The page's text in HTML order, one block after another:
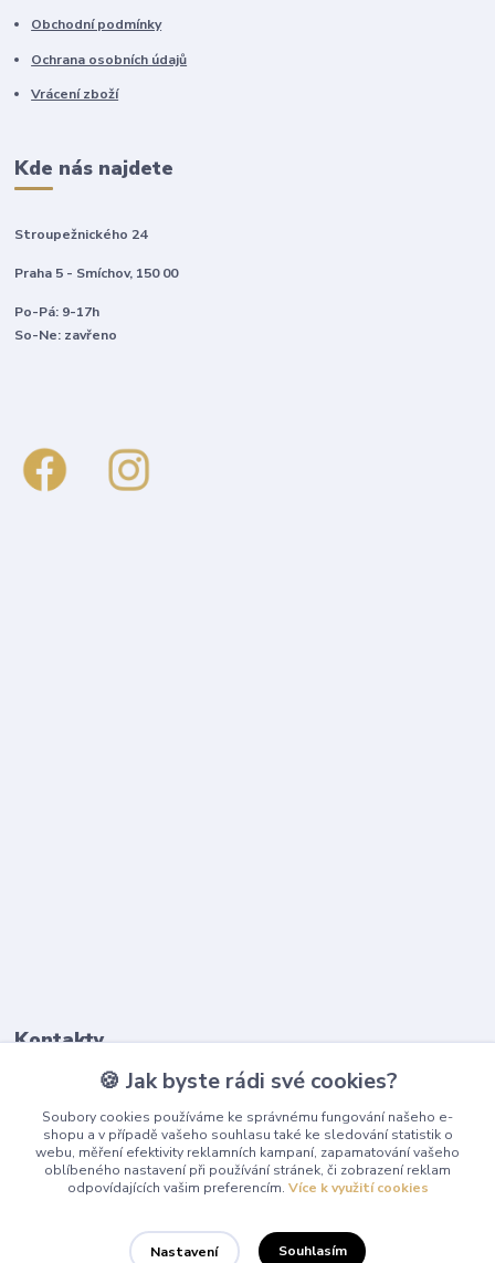
Obchodní podmínky
Ochrana osobních údajů
Vrácení zboží
Kde nás najdete
Stroupežnického 24
Praha 5 - Smíchov, 150 00
Po-Pá: 9-17h
So-Ne: zavřeno
Kontakty
(Po-Pá, 9-17 hod.)
info@playcentrum.cz
🍪 Jak byste rádi své cookies?
Soubory cookies používáme ke správnému fungování našeho e-
shopu a v případě vašeho souhlasu také ke sledování statistik o
webu, měření efektivity reklamních kampaní, zapamatování vašeho
oblíbeného nastavení při používání stránek, či zobrazení reklam
odpovídajících vašim preferencím. Více k využití cookies
Nastavení Souhlasím